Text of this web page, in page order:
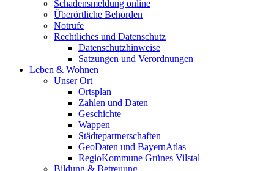
Schadensmeldung online
Überörtliche Behörden
Notrufe
Rechtliches und Datenschutz
Datenschutzhinweise
Satzungen und Verordnungen
Leben & Wohnen
Unser Ort
Ortsplan
Zahlen und Daten
Geschichte
Wappen
Städtepartnerschaften
GeoDaten und BayernAtlas
RegioKommune Grünes Vilstal
Bildung & Betreuung